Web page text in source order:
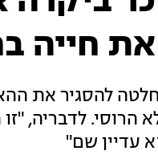
חייה
להסגיר את
הרוסי. לדבריה,
עדיין שם"